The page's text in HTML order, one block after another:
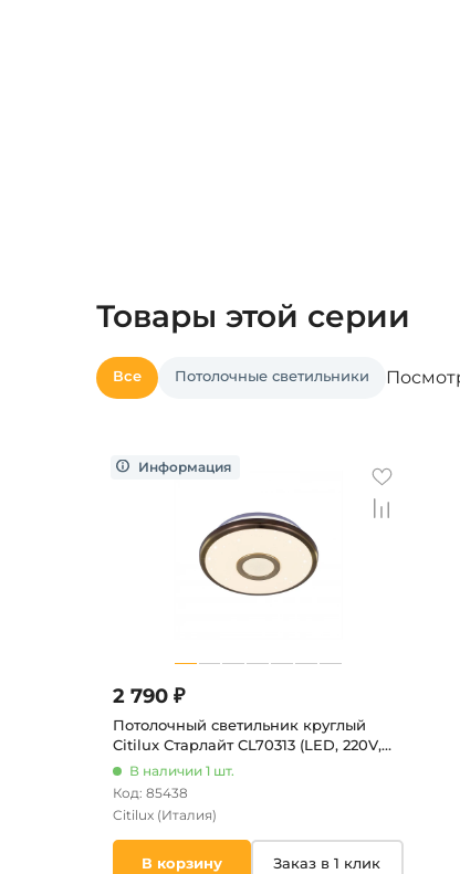
Товары этой серии
Все Потолочные светильники
2 790 ₽
Потолочный светильник круглый
Citilux Старлайт CL70313 (LED, 220V,
диммер, IP43)
В наличии 1 шт.
Код: 85438
Citilux (Италия)
В корзину Заказ в 1 клик